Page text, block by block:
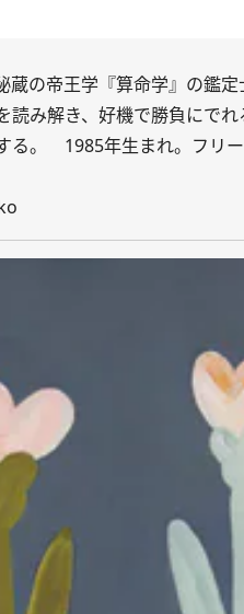
の帝王学『算命学』の鑑
み解き、好機で勝負にで
。 1985年生まれ。フリー